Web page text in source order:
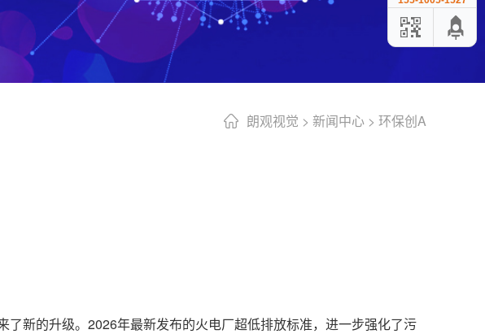
朗观视觉 > 新闻中心 > 环保创A
新的升级。2026年最新发布的火电厂超低排放标准，进一步强化了污